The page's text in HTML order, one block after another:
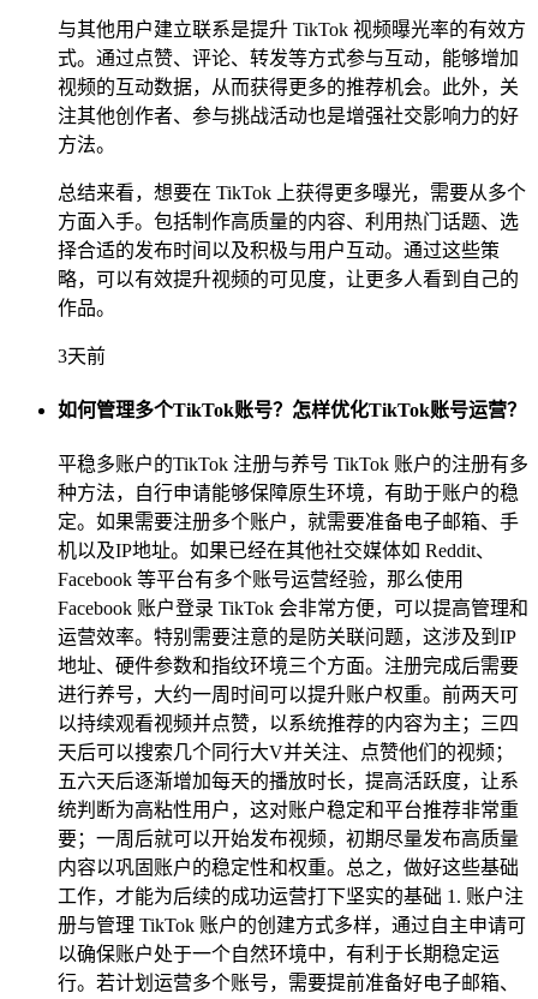
与其他用户建立联系是提升 TikTok 视频曝光率的有效方
式。通过点赞、评论、转发等方式参与互动，能够增加
视频的互动数据，从而获得更多的推荐机会。此外，关
注其他创作者、参与挑战活动也是增强社交影响力的好
方法。
总结来看，想要在 TikTok 上获得更多曝光，需要从多个
方面入手。包括制作高质量的内容、利用热门话题、选
择合适的发布时间以及积极与用户互动。通过这些策
略，可以有效提升视频的可见度，让更多人看到自己的
作品。
3天前
如何管理多个TikTok账号？怎样优化TikTok账号运营？
平稳多账户的TikTok 注册与养号 TikTok 账户的注册有多
种方法，自行申请能够保障原生环境，有助于账户的稳
定。如果需要注册多个账户，就需要准备电子邮箱、手
机以及IP地址。如果已经在其他社交媒体如 Reddit、
Facebook 等平台有多个账号运营经验，那么使用
Facebook 账户登录 TikTok 会非常方便，可以提高管理和
运营效率。特别需要注意的是防关联问题，这涉及到IP
地址、硬件参数和指纹环境三个方面。注册完成后需要
进行养号，大约一周时间可以提升账户权重。前两天可
以持续观看视频并点赞，以系统推荐的内容为主；三四
天后可以搜索几个同行大V并关注、点赞他们的视频；
五六天后逐渐增加每天的播放时长，提高活跃度，让系
统判断为高粘性用户，这对账户稳定和平台推荐非常重
要；一周后就可以开始发布视频，初期尽量发布高质量
内容以巩固账户的稳定性和权重。总之，做好这些基础
工作，才能为后续的成功运营打下坚实的基础 1. 账户注
册与管理 TikTok 账户的创建方式多样，通过自主申请可
以确保账户处于一个自然环境中，有利于长期稳定运
行。若计划运营多个账号，需要提前准备好电子邮箱、